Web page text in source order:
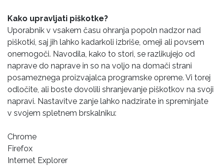
Kako upravljati piškotke?
Uporabnik v vsakem času ohranja popoln nadzor nad
piškotki, saj jih lahko kadarkoli izbriše, omeji ali povsem
onemogoči. Navodila, kako to stori, se razlikujejo od
naprave do naprave in so na voljo na domači strani
posameznega proizvajalca programske opreme. Vi torej
odločite, ali boste dovolili shranjevanje piškotkov na svoji
napravi. Nastavitve zanje lahko nadzirate in spreminjate
v svojem spletnem brskalniku:
Chrome
Firefox
Internet Explorer